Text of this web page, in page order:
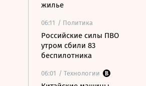
жилье
06:11 / Политика
Российские силы ПВО
утром сбили 83
беспилотника
06:01 / Технологии